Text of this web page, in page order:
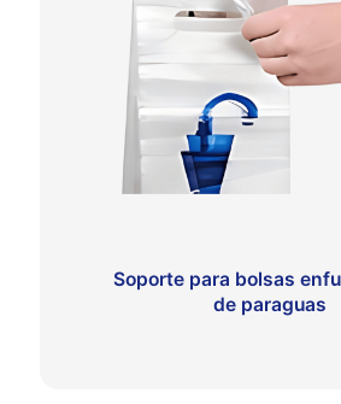
Soporte para bolsas
de paraguas